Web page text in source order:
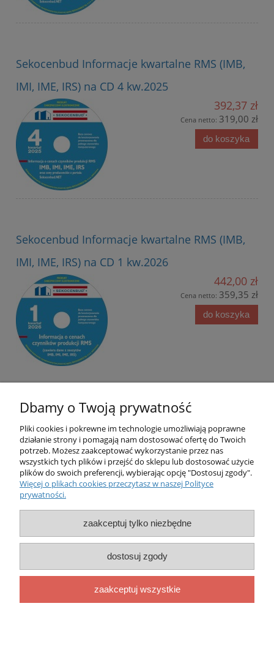
Sekocenbud Informacje kwartalne RMS (IMB,
IMI, IME, IRS) na CD 4 kw.2025
392,37 zł
Cena netto: 319,00 zł
do koszyka
Sekocenbud Informacje kwartalne RMS (IMB,
IMI, IME, IRS) na CD 1 kw.2026
442,00 zł
Cena netto: 359,35 zł
do koszyka
O nas
Obsługa klienta
Pomoc
Moje konto
20-346 Lublin, ul.Długa 5 tel. 81-4440603 kom. 601-952500
Dbamy o Twoją prywatność
Pliki cookies i pokrewne im technologie umożliwiają poprawne
działanie strony i pomagają nam dostosować ofertę do Twoich
potrzeb. Możesz zaakceptować wykorzystanie przez nas
wszystkich tych plików i przejść do sklepu lub dostosować użycie
plików do swoich preferencji, wybierając opcję "Dostosuj zgody".
Więcej o plikach cookies przeczytasz w naszej Polityce
prywatności.
zaakceptuj tylko niezbędne
dostosuj zgody
zaakceptuj wszystkie